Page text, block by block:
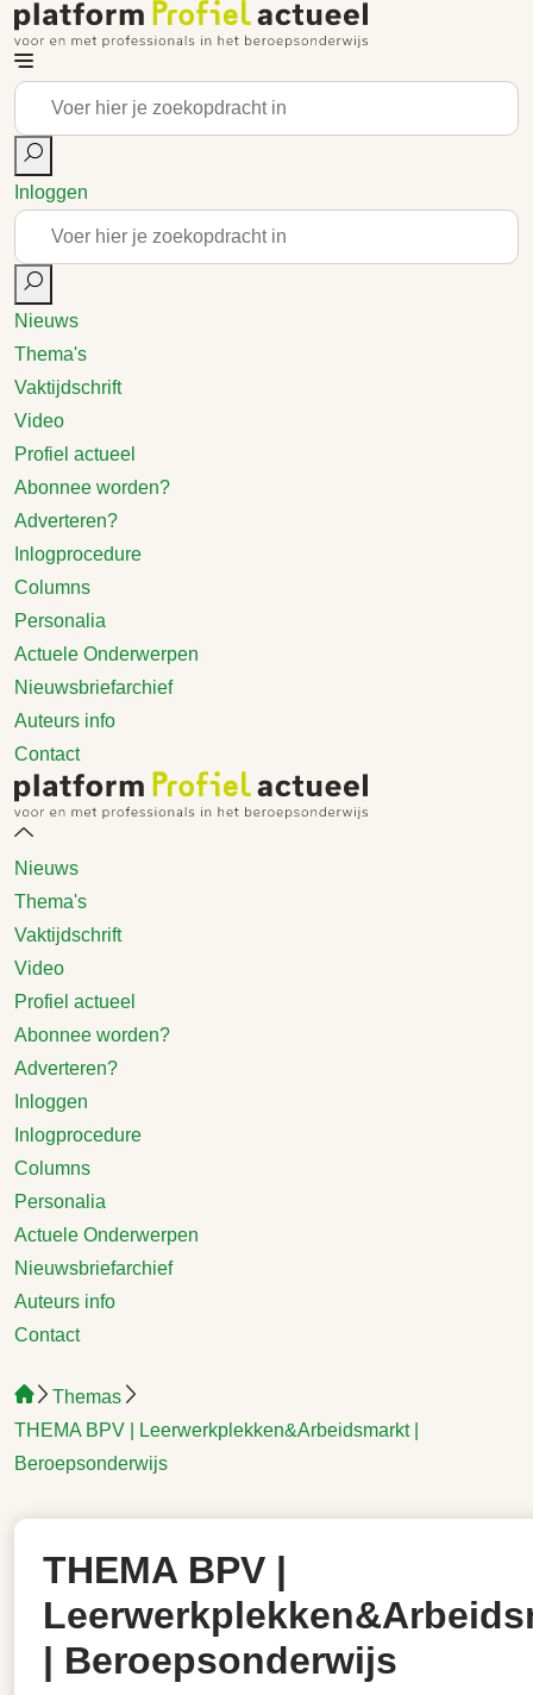
Inloggen
Nieuws
Thema's
Vaktijdschrift
Video
Profiel actueel
Abonnee worden?
Adverteren?
Inlogprocedure
Columns
Personalia
Actuele Onderwerpen
Nieuwsbriefarchief
Auteurs info
Contact
Nieuws
Thema's
Vaktijdschrift
Video
Profiel actueel
Abonnee worden?
Adverteren?
Inloggen
Inlogprocedure
Columns
Personalia
Actuele Onderwerpen
Nieuwsbriefarchief
Auteurs info
Contact
Themas
THEMA BPV | Leerwerkplekken&Arbeidsmarkt |
Beroepsonderwijs
THEMA BPV |
| Beroepsonderwijs